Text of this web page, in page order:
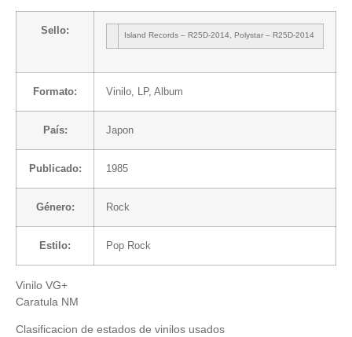
Sello: Island Records – R25D-2014 Polystar – R25D-2014
Formato: Vinilo , LP, Album
País: Japon
Publicado: 1985
Género: Rock
Estilo: Pop Rock
Vinilo VG+
Caratula NM
Clasificacion de estados de vinilos usados